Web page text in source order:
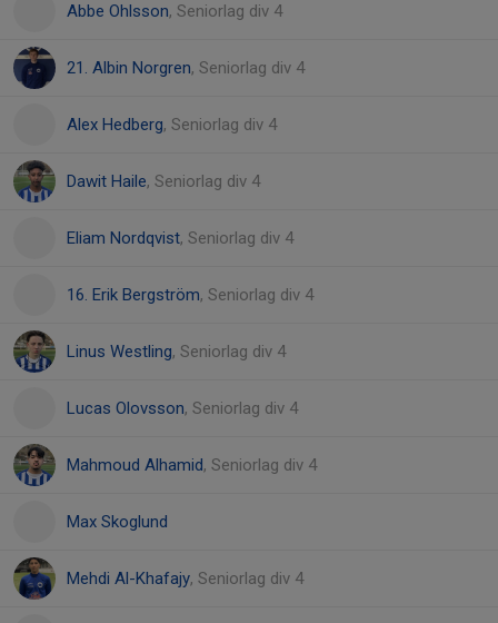
Abbe Ohlsson, Seniorlag div 4
21. Albin Norgren, Seniorlag div 4
Alex Hedberg, Seniorlag div 4
Dawit Haile, Seniorlag div 4
Eliam Nordqvist, Seniorlag div 4
16. Erik Bergström, Seniorlag div 4
Linus Westling, Seniorlag div 4
Lucas Olovsson, Seniorlag div 4
Mahmoud Alhamid, Seniorlag div 4
Max Skoglund
Mehdi Al-Khafajy, Seniorlag div 4